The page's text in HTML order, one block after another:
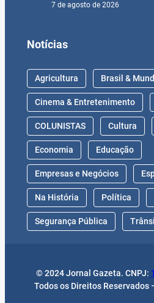
7 de agosto de 2026
Notícias
Agricultura Brasil &
Cinema & Entretenimento
COLUNISTAS Cultura
Economia Educação
Empresas e Negócios
Na História Política
Segurança Pública
© 2024 Jornal Gazeta. CNPJ:
Todos os Direitos Reservados